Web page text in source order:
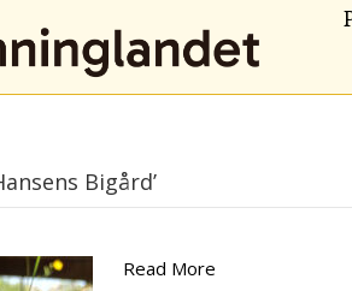
Bigård’
Read More